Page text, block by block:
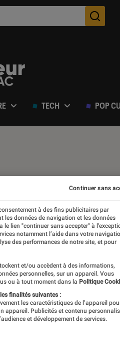
TECH POP
à des fins publicitaires par
les données de navigation et les données
le lien "continuer sans accepter" à
notamment l’aide dans votre
des performances de notre site, et pour
et/ou accèdent à des informations,
personnelles, sur un appareil. Vous
ou à tout moment dans la Politique
finalités suivantes :
les caractéristiques de l’appareil
appareil. Publicités et contenu
et développement de services.
Continuer sans